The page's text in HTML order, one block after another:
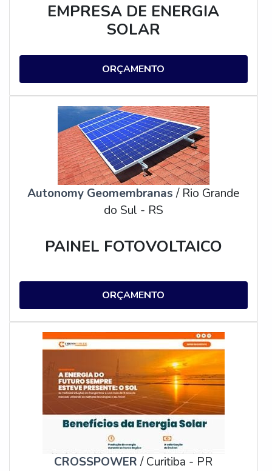
EMPRESA DE ENERGIA
SOLAR
ORÇAMENTO
Autonomy Geomembranas/ Rio Grande
do Sul - RS
PAINEL FOTOVOLTAICO
ORÇAMENTO
CROSSPOWER/ Curitiba - PR